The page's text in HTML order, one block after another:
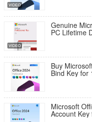
Wir
Genuine
PC Lifetime
Buy
Bind Key for
Microsoft
Account Key